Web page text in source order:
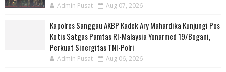
Admin Pusat Aug 07, 2026
Kapolres Sanggau AKBP Kadek Ary Mahardika Kunjungi Pos
Kotis Satgas Pamtas RI-Malaysia Yonarmed 19/Bogani,
Perkuat Sinergitas TNI-Polri
Admin Pusat Aug 06, 2026